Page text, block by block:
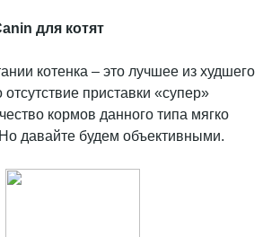
для котят
котенка – это лучшее из худшего
приставки «супер»
кормов данного типа мягко
давайте будем объективными.